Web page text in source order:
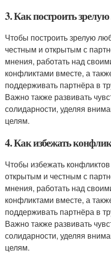
3. Как построить
Чтобы построить зрелую
честным и открытым с
мнения, работать над
конфликтами вместе, а
поддерживать партнёра в
Важно также развивать
солидарности, уделяя
целям.
4. Как избежать
Чтобы избежать
открытым и честным с
мнения, работать над
конфликтами вместе, а
поддерживать партнёра в
Важно также развивать
солидарности, уделяя
целям.